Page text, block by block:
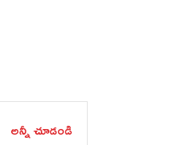
అన్నీ చూడండి